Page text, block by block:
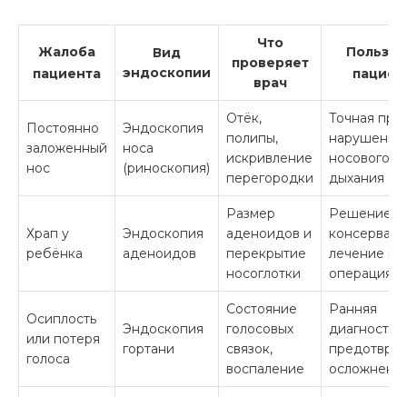
Жалоба
пациента
Вид
эндоскопии
Что
проверяет
врач
Польза
Постоянно
заложенный
нос
Эндоскопия
носа
(риноскопия)
Отёк,
полипы,
искривление
перегородки
Точная
нарушения
носового
дыхания
Храп у
ребёнка
Эндоскопия
аденоидов
Размер
аденоидов и
перекрытие
носоглотки
Решение:
лечение
операция
Осиплость
или потеря
голоса
Эндоскопия
гортани
Состояние
голосовых
связок,
воспаление
Ранняя